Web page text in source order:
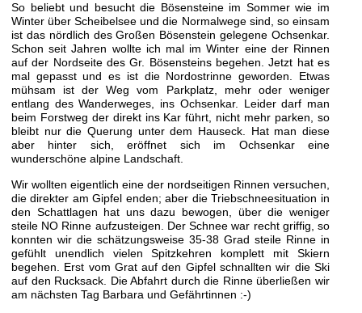
So beliebt und besucht die Bösensteine im Sommer wie im
Winter über Scheibelsee und die Normalwege sind, so einsam
ist das nördlich des Großen Bösenstein gelegene Ochsenkar.
Schon seit Jahren wollte ich mal im Winter eine der Rinnen
auf der Nordseite des Gr. Bösensteins begehen. Jetzt hat es
mal gepasst und es ist die Nordostrinne geworden. Etwas
mühsam ist der Weg vom Parkplatz, mehr oder weniger
entlang des Wanderweges, ins Ochsenkar. Leider darf man
beim Forstweg der direkt ins Kar führt, nicht mehr parken, so
bleibt nur die Querung unter dem Hauseck. Hat man diese
aber hinter sich, eröffnet sich im Ochsenkar eine
wunderschöne alpine Landschaft.
Wir wollten eigentlich eine der nordseitigen Rinnen versuchen,
die direkter am Gipfel enden; aber die Triebschneesituation in
den Schattlagen hat uns dazu bewogen, über die weniger
steile NO Rinne aufzusteigen. Der Schnee war recht griffig, so
konnten wir die schätzungsweise 35-38 Grad steile Rinne in
gefühlt unendlich vielen Spitzkehren komplett mit Skiern
begehen. Erst vom Grat auf den Gipfel schnallten wir die Ski
auf den Rucksack. Die Abfahrt durch die Rinne überließen wir
am nächsten Tag Barbara und Gefährtinnen :-)